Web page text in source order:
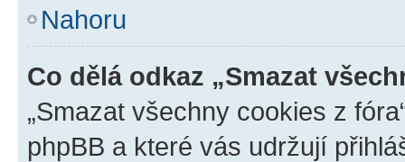
Nahoru
Co dělá odkaz „Smazat
„Smazat všechny cookies z
phpBB a které vás udržují